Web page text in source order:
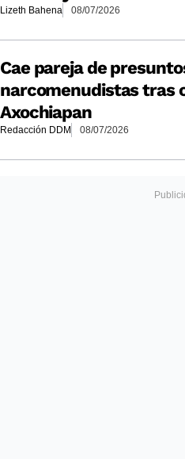
Lizeth Bahena 08/07/2026
Cae pareja de
narcomenudistas tras
Axochiapan
Redacción DDM 08/07/2026